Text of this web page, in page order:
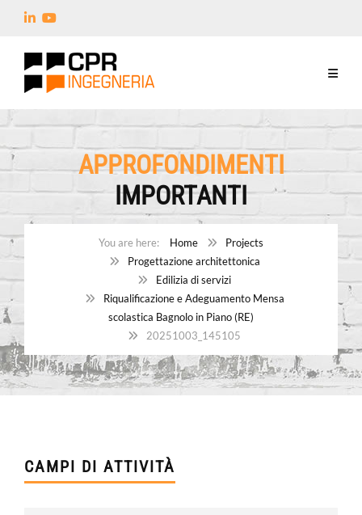
APPROFONDIMENTI
IMPORTANTI
Home
Projects
Progettazione architettonica
Edilizia di servizi
Riqualificazione e Adeguamento Mensa
scolastica Bagnolo in Piano (RE)
20251003_145105
CAMPI DI ATTIVITÀ